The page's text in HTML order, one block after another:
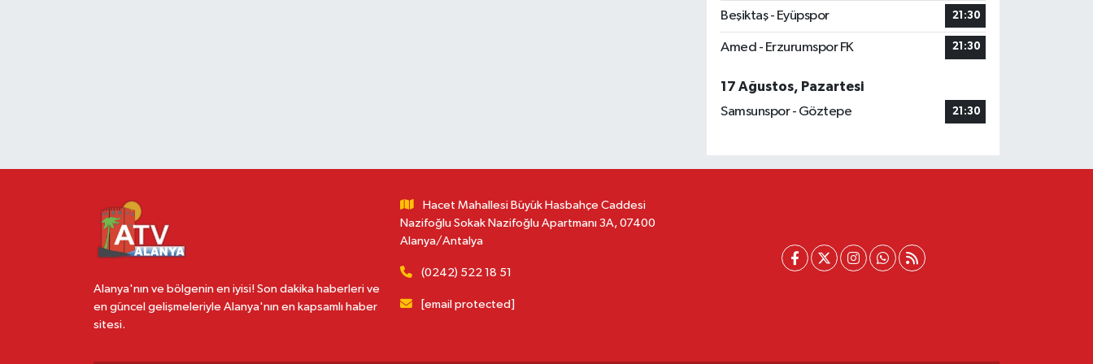
Beşiktaş - Eyüpspor 21:30
Amed - Erzurumspor FK 21:30
17 Ağustos, Pazartesi
Samsunspor - Göztepe
21:30
Alanya'nın ve bölgenin en iyisi! Son dakika haberleri ve
en güncel gelişmeleriyle Alanya'nın en kapsamlı haber
sitesi.
Hacet Mahallesi Büyük Hasbahçe Caddesi
Nazifoğlu Sokak Nazifoğlu Apartmanı 3A, 07400
Alanya/Antalya
(0242) 522 18 51
[email protected]